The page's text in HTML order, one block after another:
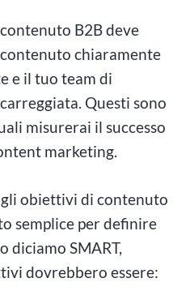
B2B deve
chiaramente
e il tuo team di
Questi sono
misurerai il successo
marketing.
obiettivi di contenuto
semplice per definire
diciamo SMART,
dovrebbero essere: